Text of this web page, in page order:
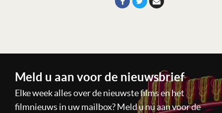
Meld u aan voor de nieuwsbrief
Elke week alles over de nieuwste films en het
filmnieuws in uw mailbox? Meld u nu aan voor de